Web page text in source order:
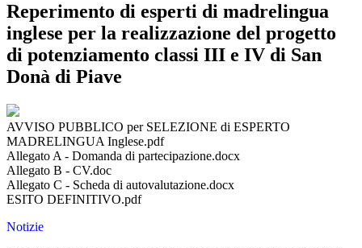
Reperimento di esperti di madrelingua
inglese per la realizzazione del progetto
di potenziamento classi III e IV di San
Donà di Piave
AVVISO PUBBLICO per SELEZIONE di ESPERTO
MADRELINGUA Inglese.pdf
Allegato A - Domanda di partecipazione.docx
Allegato B - CV.doc
Allegato C - Scheda di autovalutazione.docx
ESITO DEFINITIVO.pdf
Notizie